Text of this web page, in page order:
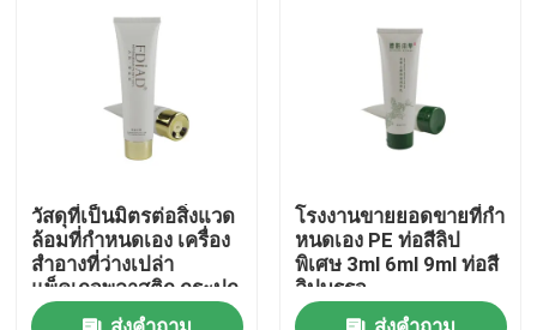
หลอดสกัด
หลอดเครื่องสำอางเปล่า
หลอดเครื่องสำอางพลาสติก
บรรจุภัณฑ์หลอดเครื่องสำอาง
การบรรจุภัณฑ์ที่ยั่งยืน
วัสดุที่เป็นมิตรต่อสิ่งแวด
ล้อมที่กําหนดเอง เครื่อง
สําอางที่ว่างเปล่า
แพ็คเกจพลาสติก กระปุก
ลิปสติกคัดกรอบ
โรงงานขายยอดขายที่กํา
หนดเอง PE ท่อสีลิป
พิเศษ 3ml 6ml 9ml ท่อสี
ลิปบรรจุ